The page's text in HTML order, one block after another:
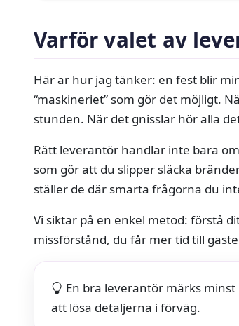
Varför valet av
Här är hur jag tänker: en fest blir
“maskineriet” som gör det möjligt.
stunden. När det gnisslar hör alla
Rätt leverantör handlar inte bara
som gör att du slipper släcka
ställer de där smarta frågorna du
Vi siktar på en enkel metod: förstå
missförstånd, du får mer tid till
En bra leverantör märks
att lösa detaljerna i förväg.